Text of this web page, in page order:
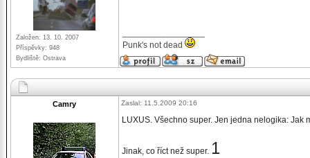
Založen: 13. 10. 2007
Příspěvky: 948
Bydliště: Ostrava
Punk's not dead
Camry Zaslal: 11.5.2009 20:16
LUXUS. Všechno super. Jen jedna nelogika: Jak
Jinak, co říct než super. 1